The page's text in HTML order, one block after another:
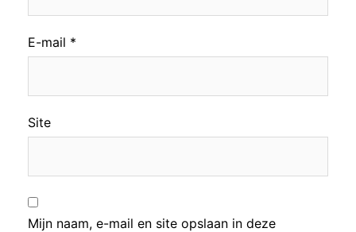
E-mail *
Site
Mijn naam, e-mail en site opslaan in deze